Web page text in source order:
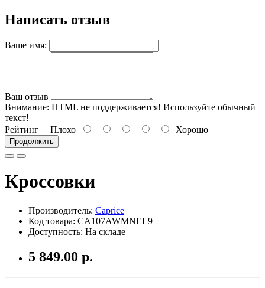
Написать отзыв
Ваше имя:
Ваш отзыв
Внимание: HTML не поддерживается! Используйте обычный
текст!
Рейтинг Плохо Хорошо
Продолжить
Кроссовки
Производитель: Caprice
Код товара: CA107AWMNEL9
Доступность: На складе
5 849.00 р.